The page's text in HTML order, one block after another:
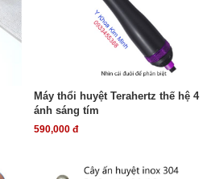
Máy thổi huyệt Terahertz thế hệ 4
ánh sáng tím
590,000 đ